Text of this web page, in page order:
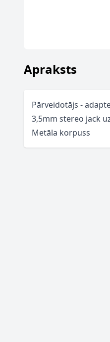
Apraksts
Pārveidotājs -
3,5mm stereo jack
Metāla korpuss